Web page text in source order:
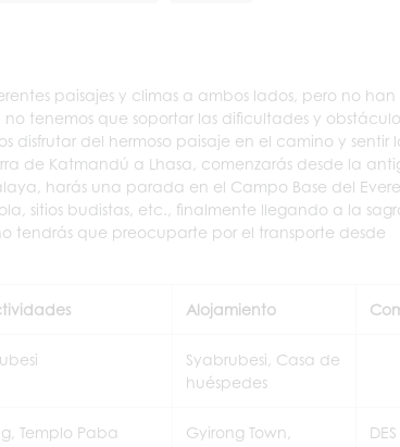
paisajes y climas a ambos lados, pero no han
tenemos que soportar las dificultades y
disfrutar del hermoso paisaje en el camino y sentir
de Katmandú a Lhasa, comenzarás desde la
harás una parada en el Campo Base del
sitios budistas, etc., finalmente llegando a la
tendrás que preocuparte por el transporte desde
Alojamiento
Syabrubesi, Casa de
huéspedes
Templo Paba
Gyirong Town,
DES